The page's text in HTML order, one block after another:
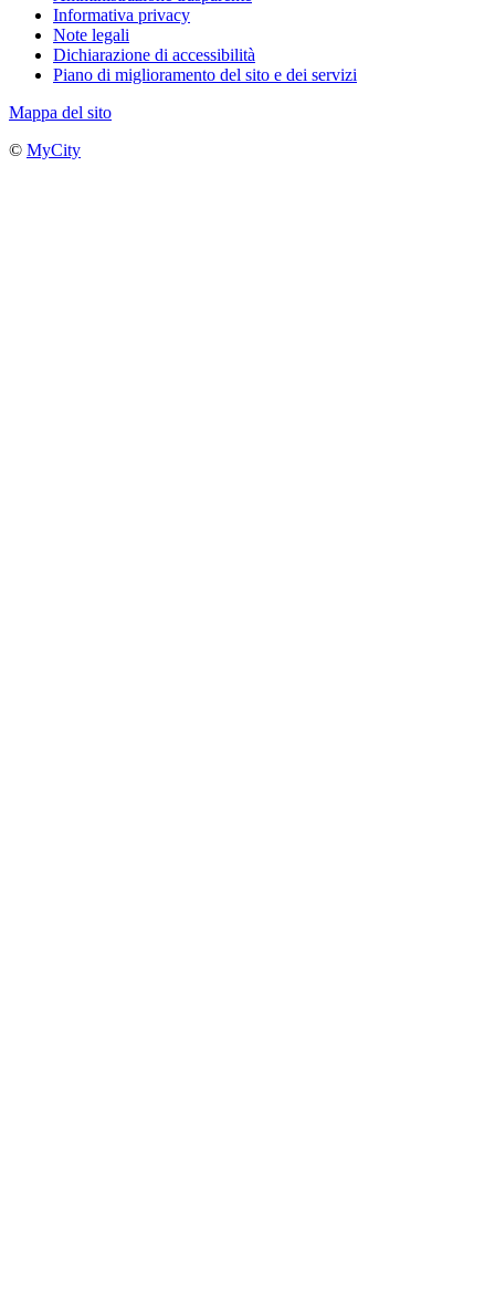
Informativa privacy
Note legali
Dichiarazione di accessibilità
Piano di miglioramento del sito e dei servizi
Mappa del sito
© MyCity